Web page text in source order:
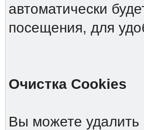
автоматически
посещения, для
Очистка Cookies
Вы можете удалить